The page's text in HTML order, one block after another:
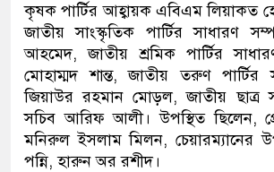
কৃষক পার্টির আহ্বায়ক এবিএম লিয়াকত
জাতীয় সাংস্কৃতিক পার্টির সাধারণ
আহমেদ, জাতীয় শ্রমিক পার্টির
মোহাম্মদ শান্ত, জাতীয় তরুণ পার্টির
জিয়াউর রহমান মোড়ল, জাতীয়
সচিব আরিফ আলী। উপস্থিত ছিলেন,
মনিরুল ইসলাম মিলন, চেয়ারম্যানের
পন্নি, হারুন অর রশীদ।